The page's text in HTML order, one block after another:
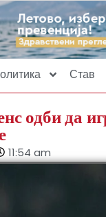
Став
одби да
11:54 am